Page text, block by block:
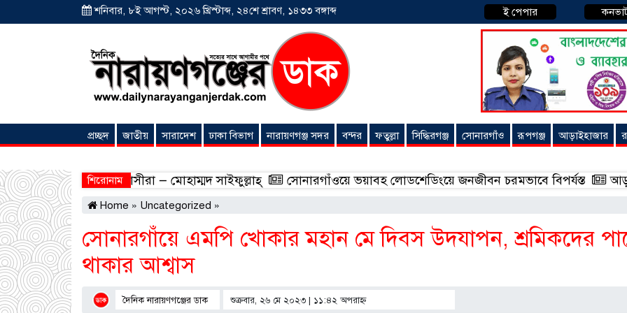
শনিবার, ৮ই আগস্ট, ২০২৬ খ্রিস্টাব্দ, ২৪শে শ্রাবণ, ১৪৩৩ বঙ্গাব্দ ই পেপার
প্রচ্ছদ জাতীয় সারাদেশ ঢাকা বিভাগ নারায়ণগঞ্জ সদর বন্দর ফতুল্লা সিদ্ধিরগঞ্জ সোনারগাঁও রূপগঞ্জ আড়াইহাজার
শিরোনাম
হোন প্রবাসীরা — মোহাম্মদ সাইফুল্লাহ্ সোনারগাঁওয়ে ভয়াবহ লোডশেডিংয়ে জনজীবন চরমভাবে বিপর্যস্ত
Home » Uncategorized »
সোনারগাঁয়ে এমপি খোকার মহান মে দিবস উদযাপন, শ্রমিকদের
থাকার আশ্বাস
দৈনিক নারায়ণগঞ্জের ডাক শুক্রবার, ২৬ মে ২০২৩ | ১১:৪২ অপরাহ্ণ